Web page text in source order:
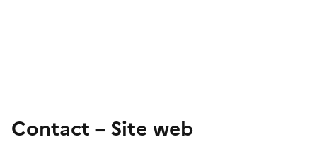
Contact – Site web